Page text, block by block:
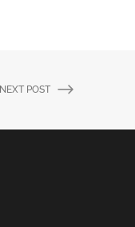
NEXT POST